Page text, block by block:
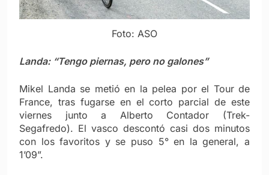
Foto: ASO
Landa: “Tengo piernas, pero no galones”
Mikel Landa se metió en la pelea por el Tour de
France, tras fugarse en el corto parcial de este
viernes junto a Alberto Contador (Trek-
Segafredo). El vasco descontó casi dos minutos
con los favoritos y se puso 5° en la general, a
1’09”.